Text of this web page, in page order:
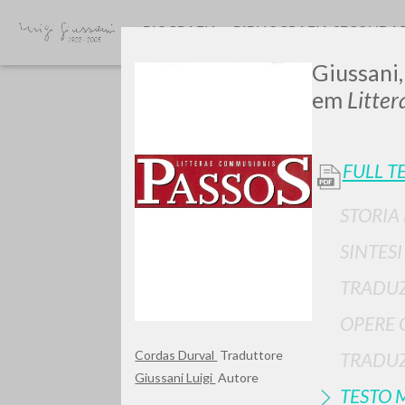
Cordas Durval Traduttore
Giussani Luigi Autore
em
FULL
OPERE
TESTO
BIOGRAFIA BIBLIOGRAFIA